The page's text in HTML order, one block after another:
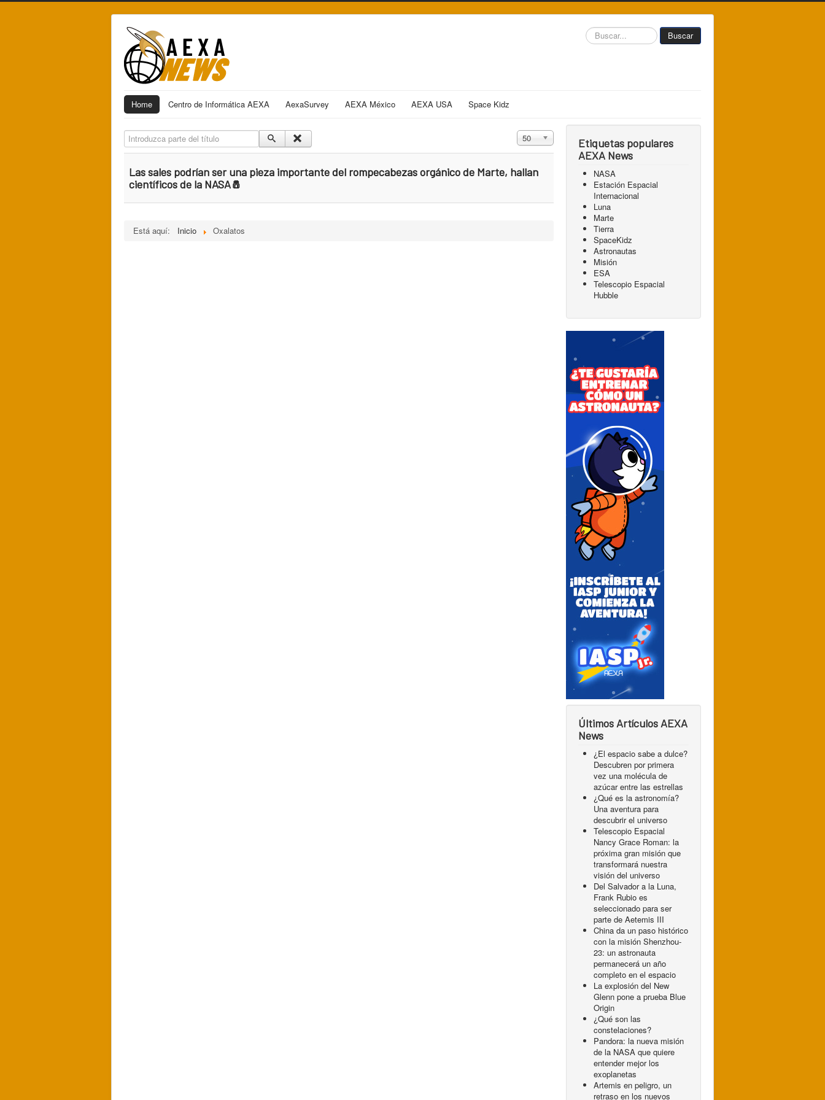
Buscar... Buscar
Home Centro de Informática AEXA AexaSurvey AEXA México AEXA USA Space Kidz
Introduzca parte del título Cantidad a mostrar
50
Las sales podrían ser una pieza importante del rompecabezas orgánico de Marte, hallan
científicos de la NASA🧂
Está aquí: Inicio Oxalatos
Etiquetas populares
AEXA News
NASA
Estación Espacial
Internacional
Luna
Marte
Tierra
SpaceKidz
Astronautas
Misión
ESA
Telescopio Espacial
Hubble
Últimos Artículos AEXA
News
¿El espacio sabe a dulce?
Descubren por primera
vez una molécula de
azúcar entre las estrellas
¿Qué es la astronomía?
Una aventura para
descubrir el universo
Telescopio Espacial
Nancy Grace Roman: la
próxima gran misión que
transformará nuestra
visión del universo
Del Salvador a la Luna,
Frank Rubio es
seleccionado para ser
parte de Aetemis III
China da un paso histórico
con la misión Shenzhou-
23: un astronauta
permanecerá un año
completo en el espacio
La explosión del New
Glenn pone a prueba Blue
Origin
¿Qué son las
constelaciones?
Pandora: la nueva misión
de la NASA que quiere
entender mejor los
exoplanetas
Artemis en peligro, un
retraso en los nuevos